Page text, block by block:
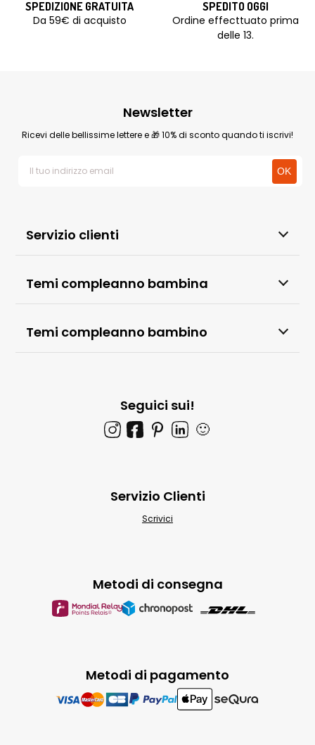
SPEDIZIONE GRATUITA
Da 59€ di acquisto
SPEDITO OGGI
Ordine effecttuato prima
delle 13.
Servizio clienti
Temi compleanno bambina
Temi compleanno bambino
Newsletter
Ricevi delle bellissime lettere e 🎁 10% di sconto quando ti iscrivi!
Seguici sui!
🙂
Metodi di pagamento
Metodi di consegna
Servizio Clienti
Scrivici